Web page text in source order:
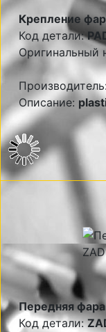
Крепление
Код детали:
Оригинальный
Описание:
Передняя фара
Код детали: